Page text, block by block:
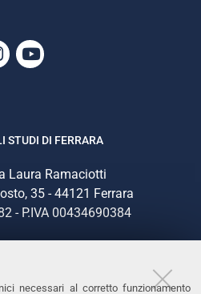
necessari al corretto funzionamento
Instagram
Youtube
STUDI DI FERRARA
Laura Ramaciotti
35 - 44121 Ferrara
- P.IVA 00434690384